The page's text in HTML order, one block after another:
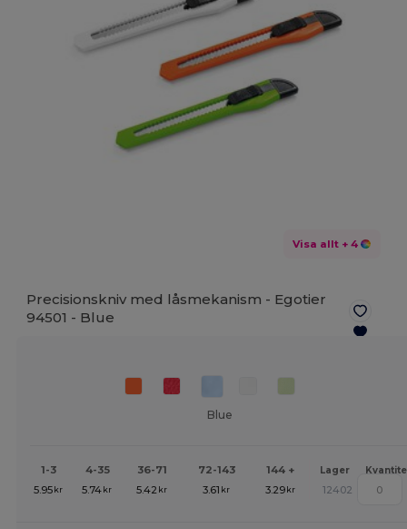
Visa allt + 4
Precisionskniv med låsmekanism - Egotier
94501 - Blue
Blue
1-3 4-35 36-71 72-143 144 + Lager
5.95 kr 5.74 kr 5.42 kr 3.61 kr 3.29 kr 12402